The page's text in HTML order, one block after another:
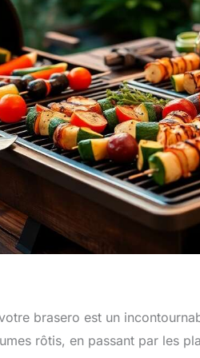
brasero est un
rôtis, en passant par les